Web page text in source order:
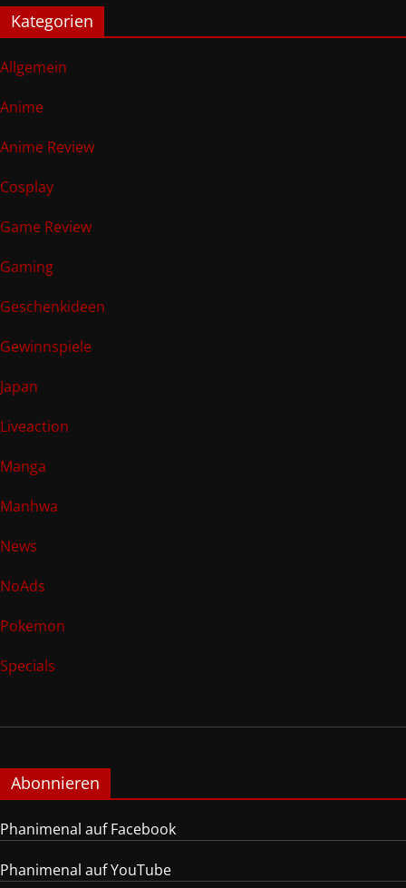
Kategorien
Allgemein
Anime
Anime Review
Cosplay
Game Review
Gaming
Geschenkideen
Gewinnspiele
Japan
Liveaction
Manga
Manhwa
News
NoAds
Pokemon
Specials
Abonnieren
Phanimenal auf Facebook
Phanimenal auf YouTube